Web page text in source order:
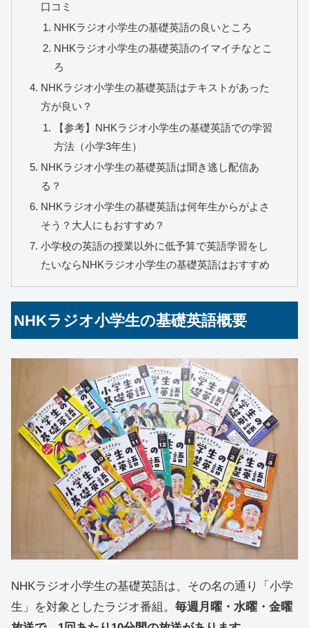
口コミ
NHKラジオ小学生の基礎英語の良いところ
NHKラジオ小学生の基礎英語のイマイチなとこ
ろ
NHKラジオ小学生の基礎英語はテキストがあった
方が良い？
【参考】NHKラジオ小学生の基礎英語での学習
方法（小学3年生）
NHKラジオ小学生の基礎英語は聞き逃し配信あ
る？
NHKラジオ小学生の基礎英語は何年生からがよさ
そう？大人にもおすすめ？
小学校の英語の授業以外に低予算で英語学習をし
たいならNHKラジオ小学生の基礎英語はおすすめ
NHKラジオ小学生の基礎英語概要
NHKラジオ小学生の基礎英語は、その名の通り「小学
生」を対象としたラジオ番組。 毎週月曜・水曜・金曜